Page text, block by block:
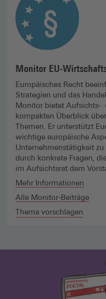
Monitor EU-
Europäisches Recht
Strategien und das
Monitor bietet Aufsichts-
kompakten Überblick
Themen. Er unterstützt
wichtige europäische
Unternehmenstätigkeit
durch konkrete Fragen,
im Aufsichtsrat dem
Mehr Informationen
Alle Monitor-Beiträge
Thema vorschlagen